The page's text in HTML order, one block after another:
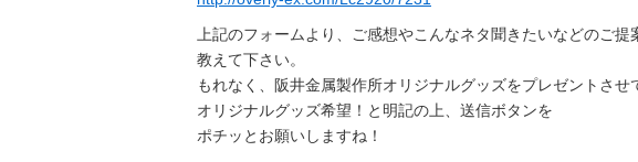
上記のフォームより、ご感想やこんなネタ聞きたいなどのご提
教えて下さい。
もれなく、阪井金属製作所オリジナルグッズをプレゼントさせ
オリジナルグッズ希望！と明記の上、送信ボタンを
ポチッとお願いしますね！